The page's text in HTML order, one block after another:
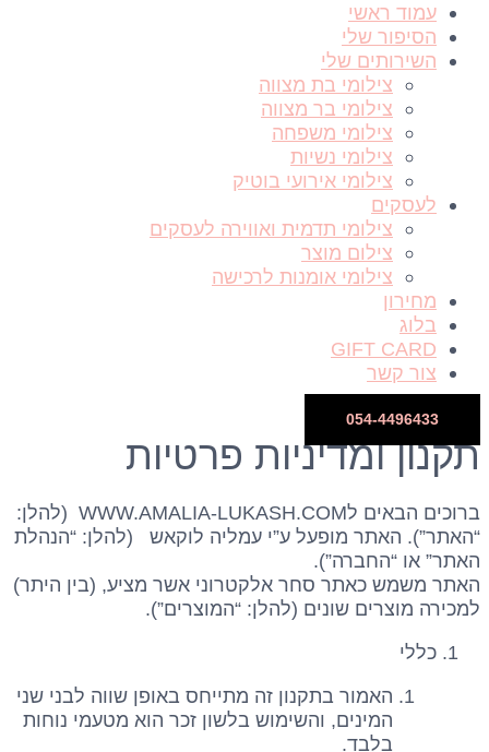
עמוד ראשי
הסיפור שלי
השירותים שלי
צילומי בת מצווה
צילומי בר מצווה
צילומי משפחה
צילומי נשיות
צילומי אירועי בוטיק
לעסקים
צילומי תדמית ואווירה לעסקים
צילום מוצר
צילומי אומנות לרכישה
מחירון
בלוג
GIFT CARD
צור קשר
054-4496433
תקנון ומדיניות פרטיות
ברוכים הבאים לWWW.AMALIA-LUKASH.COM (להלן:
“האתר”). האתר מופעל ע”י עמליה לוקאש (להלן: “הנהלת
האתר” או “החברה”).
האתר משמש כאתר סחר אלקטרוני אשר מציע, (בין היתר)
למכירה מוצרים שונים (להלן: “המוצרים”).
כללי
האמור בתקנון זה מתייחס באופן שווה לבני שני
המינים, והשימוש בלשון זכר הוא מטעמי נוחות
בלבד.